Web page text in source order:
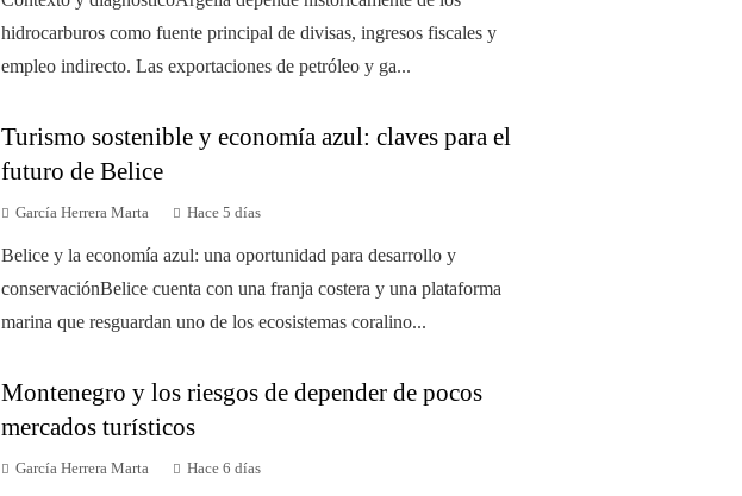
hidrocarburos como fuente principal de divisas, ingresos fiscales y
empleo indirecto. Las exportaciones de petróleo y ga...
Turismo sostenible y economía azul: claves para el
futuro de Belice
García Herrera Marta Hace 5 días
Belice y la economía azul: una oportunidad para desarrollo y
conservaciónBelice cuenta con una franja costera y una plataforma
marina que resguardan uno de los ecosistemas coralino...
Montenegro y los riesgos de depender de pocos
mercados turísticos
García Herrera Marta Hace 6 días